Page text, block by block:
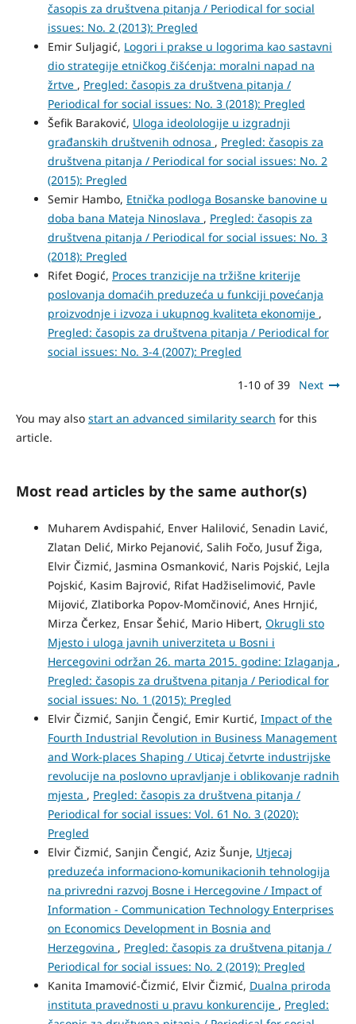
časopis za društvena pitanja / Periodical for social
issues: No. 2 (2013): Pregled
Emir Suljagić, Logori i prakse u logorima kao sastavni
dio strategije etničkog čišćenja: moralni napad na
žrtve , Pregled: časopis za društvena pitanja /
Periodical for social issues: No. 3 (2018): Pregled
Šefik Baraković, Uloga ideolologije u izgradnji
građanskih društvenih odnosa , Pregled: časopis za
društvena pitanja / Periodical for social issues: No. 2
(2015): Pregled
Semir Hambo, Etnička podloga Bosanske banovine u
doba bana Mateja Ninoslava , Pregled: časopis za
društvena pitanja / Periodical for social issues: No. 3
(2018): Pregled
Rifet Đogić, Proces tranzicije na tržišne kriterije
poslovanja domaćih preduzeća u funkciji povećanja
proizvodnje i izvoza i ukupnog kvaliteta ekonomije ,
Pregled: časopis za društvena pitanja / Periodical for
social issues: No. 3-4 (2007): Pregled
1-10 of 39 Next
You may also start an advanced similarity search for this
article.
Most read articles by the same author(s)
Muharem Avdispahić, Enver Halilović, Senadin Lavić,
Zlatan Delić, Mirko Pejanović, Salih Fočo, Jusuf Žiga,
Elvir Čizmić, Jasmina Osmanković, Naris Pojskić, Lejla
Pojskić, Kasim Bajrović, Rifat Hadžiselimović, Pavle
Mijović, Zlatiborka Popov-Momčinović, Anes Hrnjić,
Mirza Čerkez, Ensar Šehić, Mario Hibert, Okrugli sto
Mjesto i uloga javnih univerziteta u Bosni i
Hercegovini održan 26. marta 2015. godine: Izlaganja ,
Pregled: časopis za društvena pitanja / Periodical for
social issues: No. 1 (2015): Pregled
Elvir Čizmić, Sanjin Čengić, Emir Kurtić, Impact of the
Fourth Industrial Revolution in Business Management
and Work-places Shaping / Uticaj četvrte industrijske
revolucije na poslovno upravljanje i oblikovanje radnih
mjesta , Pregled: časopis za društvena pitanja /
Periodical for social issues: Vol. 61 No. 3 (2020):
Pregled
Elvir Čizmić, Sanjin Čengić, Aziz Šunje, Utjecaj
preduzeća informaciono-komunikacionih tehnologija
na privredni razvoj Bosne i Hercegovine / Impact of
Information - Communication Technology Enterprises
on Economics Development in Bosnia and
Herzegovina , Pregled: časopis za društvena pitanja /
Periodical for social issues: No. 2 (2019): Pregled
Kanita Imamović-Čizmić, Elvir Čizmić, Dualna priroda
instituta pravednosti u pravu konkurencije , Pregled: